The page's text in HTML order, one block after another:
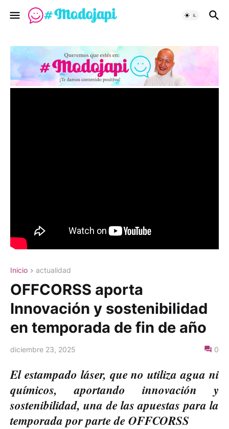
Inicio actualidad
OFFCORSS aporta
Innovación y sostenibilidad
en temporada de fin de año
diciembre 23, 2025 0
El estampado láser, que no utiliza agua ni
químicos, aportando innovación y
sostenibilidad, una de las apuestas para la
temporada por parte de OFFCORSS